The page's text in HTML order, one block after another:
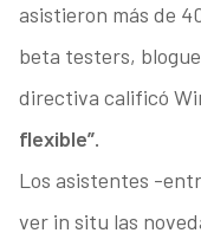
asistieron más de
beta testers,
directiva calificó
flexible”.
Los asistentes -
ver in situ las